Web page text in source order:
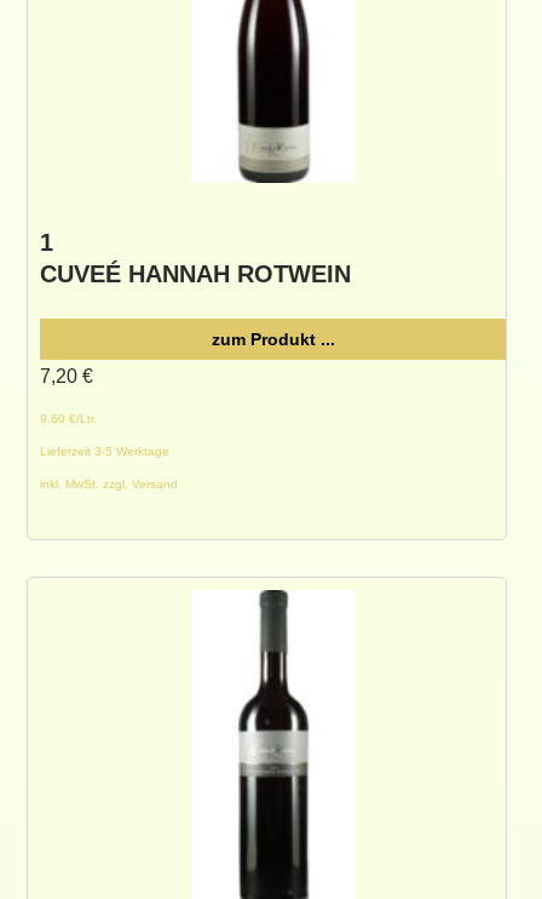
1
CUVEÉ HANNAH ROTWEIN
9.60 €/Ltr.
Lieferzeit 3-5 Werktage
inkl. MwSt. zzgl. Versand
7,20 €
zum Produkt ...